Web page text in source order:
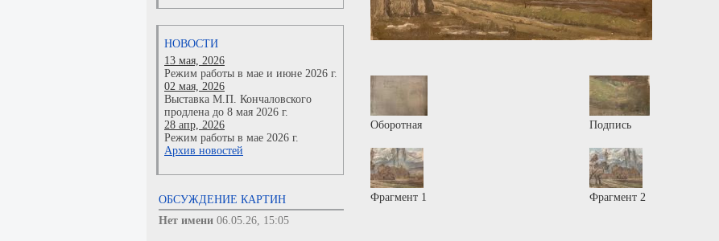
НОВОСТИ
13 мая, 2026
Режим работы в мае и июне 2026 г.
02 мая, 2026
Выставка М.П. Кончаловского
продлена до 8 мая 2026 г.
28 апр, 2026
Режим работы в мае 2026 г.
Архив новостей
ОБСУЖДЕНИЕ КАРТИН
Нет имени 06.05.26, 15:05
Оборотная Подпись
Фрагмент 1 Фрагмент 2